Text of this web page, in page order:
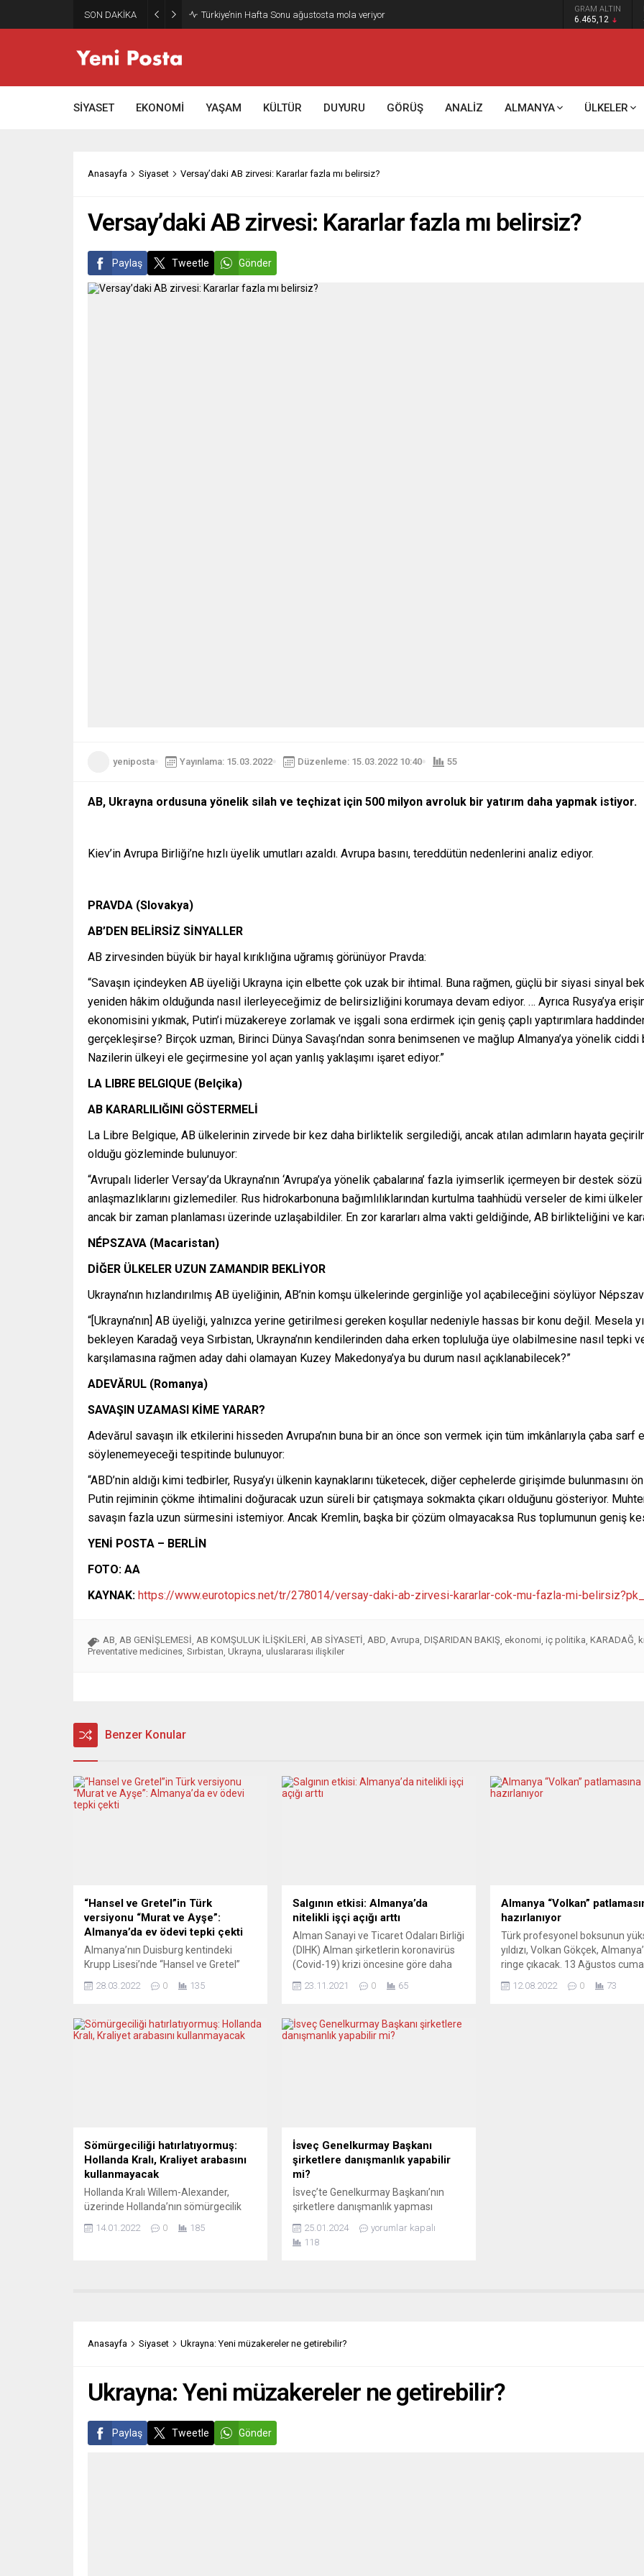
SON DAKİKA Gazze’nin geleceği: Teknokratik kontrol mü, kolonializm mi? GRAM ALTIN
6.465,12
SİYASET EKONOMİ YAŞAM KÜLTÜR DUYURU GÖRÜŞ ANALİZ ALMANYA ÜLKELER
Anasayfa Siyaset Versay’daki AB zirvesi: Kararlar fazla mı belirsiz?
Versay’daki AB zirvesi: Kararlar fazla mı belirsiz?
Paylaş Tweetle Gönder
yeniposta Yayınlama: 15.03.2022 Düzenleme: 15.03.2022 10:40 55
AB, Ukrayna ordusuna yönelik silah ve teçhizat için 500 milyon avroluk bir yatırım daha yapmak istiyor.
Kiev’in Avrupa Birliği’ne hızlı üyelik umutları azaldı. Avrupa basını, tereddütün nedenlerini analiz ediyor.
PRAVDA (Slovakya)
AB’DEN BELİRSİZ SİNYALLER
AB zirvesinden büyük bir hayal kırıklığına uğramış görünüyor Pravda:
“Savaşın içindeyken AB üyeliği Ukrayna için elbette çok uzak bir ihtimal. Buna rağmen, güçlü bir siyasi sinyal
yeniden hâkim olduğunda nasıl ilerleyeceğimiz de belirsizliğini korumaya devam ediyor. … Ayrıca Rusya’ya
ekonomisini yıkmak, Putin’i müzakereye zorlamak ve işgali sona erdirmek için geniş çaplı yaptırımlara
gerçekleşirse? Birçok uzman, Birinci Dünya Savaşı’ndan sonra benimsenen ve mağlup Almanya’ya yönelik
Nazilerin ülkeyi ele geçirmesine yol açan yanlış yaklaşımı işaret ediyor.”
LA LIBRE BELGIQUE (Belçika)
AB KARARLILIĞINI GÖSTERMELİ
La Libre Belgique, AB ülkelerinin zirvede bir kez daha birliktelik sergilediği, ancak atılan adımların hayata
olduğu gözleminde bulunuyor:
“Avrupalı liderler Versay’da Ukrayna’nın ‘Avrupa’ya yönelik çabalarına’ fazla iyimserlik içermeyen bir destek
anlaşmazlıklarını gizlemediler. Rus hidrokarbonuna bağımlılıklarından kurtulma taahhüdü verseler de kimi
ancak bir zaman planlaması üzerinde uzlaşabildiler. En zor kararları alma vakti geldiğinde, AB birlikteliğini ve
NÉPSZAVA (Macaristan)
DİĞER ÜLKELER UZUN ZAMANDIR BEKLİYOR
Ukrayna’nın hızlandırılmış AB üyeliğinin, AB’nin komşu ülkelerinde gerginliğe yol açabileceğini söylüyor
“[Ukrayna’nın] AB üyeliği, yalnızca yerine getirilmesi gereken koşullar nedeniyle hassas bir konu değil. Mesela
bekleyen Karadağ veya Sırbistan, Ukrayna’nın kendilerinden daha erken topluluğa üye olabilmesine nasıl tepki
karşılamasına rağmen aday dahi olamayan Kuzey Makedonya’ya bu durum nasıl açıklanabilecek?”
ADEVĂRUL (Romanya)
SAVAŞIN UZAMASI KİME YARAR?
Adevărul savaşın ilk etkilerini hisseden Avrupa’nın buna bir an önce son vermek için tüm imkânlarıyla çaba sarf
söylenemeyeceği tespitinde bulunuyor:
“ABD’nin aldığı kimi tedbirler, Rusya’yı ülkenin kaynaklarını tüketecek, diğer cephelerde girişimde bulunmasını
Putin rejiminin çökme ihtimalini doğuracak uzun süreli bir çatışmaya sokmakta çıkarı olduğunu gösteriyor.
savaşın fazla uzun sürmesini istemiyor. Ancak Kremlin, başka bir çözüm olmayacaksa Rus toplumunun geniş
YENİ POSTA – BERLİN
FOTO: AA
KAYNAK: https://www.eurotopics.net/tr/278014/versay-daki-ab-zirvesi-kararlar-cok-mu-fazla-mi-
AB AB GENİŞLEMESİ AB KOMŞULUK İLİŞKİLERİ AB SİYASETİ ABD Avrupa DIŞARIDAN BAKIŞ ekonomi iç politika KARADAĞ
Preventative medicines Sırbistan Ukrayna uluslararası ilişkiler
Benzer Konular
“Hansel ve Gretel”in Türk
versiyonu “Murat ve Ayşe”:
Almanya’da ev ödevi tepki çekti
Almanya’nın Duisburg kentindeki
Krupp Lisesi’nde “Hansel ve Gretel”
ve Türkleri rencide eden ifadelerin yer
çekti. Söz konusu ödevde, Murat ve
Ayşe’nin ormanda geçen hikayesinde,
28.03.2022 0 135
Salgının etkisi: Almanya’da
nitelikli işçi açığı arttı
Alman Sanayi ve Ticaret Odaları Birliği
(DIHK) Alman şirketlerin koronavirüs
(Covid-19) krizi öncesine göre daha
yaşadıklarını bildirdi. DIHK tarafından
yapılan “nitelikli işçi” araştırmasının
sonuçları, açıklandı. Araştırma
23.11.2021 0 65
Almanya “Volkan”
hazırlanıyor
Türk profesyonel boksunun
yıldızı, Volkan Gökçek,
ringe çıkacak. 13 Ağustos
kentinde ringe çıkacak olan
12.08.2022 0 73
Sömürgeciliği hatırlatıyormuş:
Hollanda Kralı, Kraliyet arabasını
kullanmayacak
Hollanda Kralı Willem-Alexander,
üzerinde Hollanda’nın sömürgecilik
sebebiyle resmi törenlerde bindiği
“Hollanda, bu duruma hazır olana
14.01.2022 0 185
İsveç Genelkurmay Başkanı
şirketlere danışmanlık yapabilir
mi?
İsveç’te Genelkurmay Başkanı’nın
şirketlere danışmanlık yapması
neden oldu. Micael Bydén, İsveç
emniyetine bağlı ulusal operasyonlar
ciddiyetini vurgulayarak endişeli bir
25.01.2024
yorumlar kapalı
118
Anasayfa Siyaset Ukrayna: Yeni müzakereler ne getirebilir?
Ukrayna: Yeni müzakereler ne getirebilir?
Paylaş Tweetle Gönder